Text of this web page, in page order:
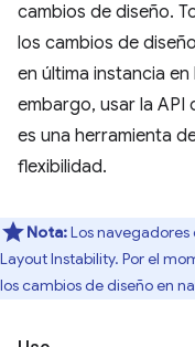
cambios de diseño.
los cambios de
en última instancia
embargo, usar la
es una herramienta
flexibilidad.
Nota:Los
Layout Instability. Por el
los cambios de diseño en